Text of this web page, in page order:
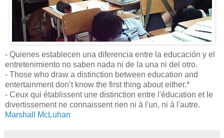
- Quienes establecen una diferencia entre la educación y el
entretenimiento no saben nada ni de la una ni del otro.
- Those who draw a distinction between education and
entertainment don’t know the first thing about either.*
- Ceux qui établissent une distinction entre l'éducation et le
divertissement ne connaissent rien ni à l'un, ni à l'autre.
Marshall McLuhan